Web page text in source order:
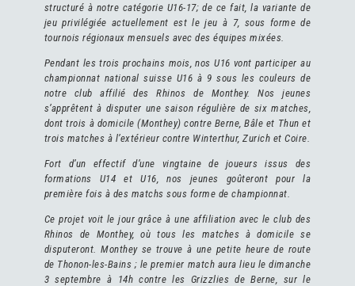
structuré à notre catégorie U16-17; de ce fait, la variante de
jeu privilégiée actuellement est le jeu à 7, sous forme de
tournois régionauxmensuels avec des équipes mixées.
Pendant les trois prochains mois, nos U16 vont participer au
championnat nationalsuisse U16 à 9 sous les couleurs de
notre club affiliédes Rhinos de Monthey. Nos jeunes
s’apprêtent à disputer une saison régulière de six matches,
dont trois à domicile (Monthey) contre Berne, Bâle et Thun et
trois matches à l’extérieur contre Winterthur, Zurich et Coire.
Fort d’un effectif d’une vingtaine de joueurs issus des
formations U14 et U16, nos jeunes goûteront pour la
première fois à des matchs sous forme de championnat.
Ce projet voit le jour grâce à une affiliation avec le club des
Rhinos de Monthey, où tous les matches à domicile se
disputeront. Monthey se trouve à une petite heure de route
de Thonon-les-Bains ; le premier match aura lieu le dimanche
3septembre à 14h contre les Grizzlies de Berne, sur le